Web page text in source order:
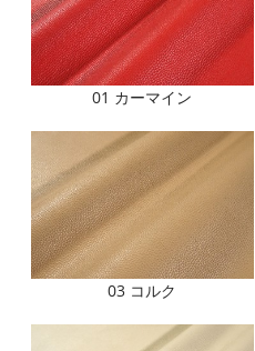
01 カーマイン
03 コルク